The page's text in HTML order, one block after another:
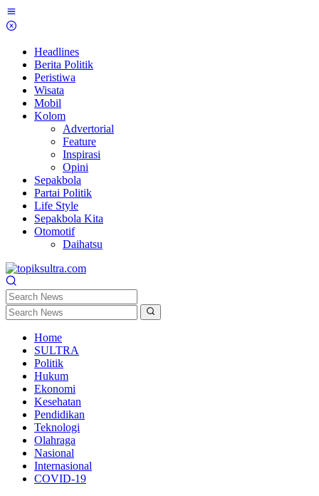
Skip
to
Headlines
Berita Politik
Peristiwa
Wisata
Mobil
Kolom
Advertorial
Feature
Inspirasi
Opini
Sepakbola
Partai Politik
Life Style
Sepakbola Kita
Otomotif
Daihatsu
Home
SULTRA
Politik
Hukum
Ekonomi
Kesehatan
Pendidikan
Teknologi
Olahraga
Nasional
Internasional
COVID-19